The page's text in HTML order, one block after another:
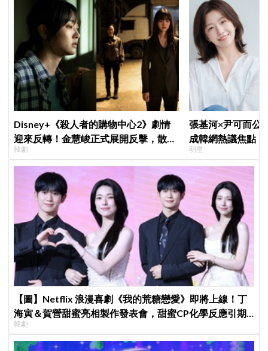
Disney+《殺人者的購物中心2》劇情
迎來反轉！金慧峻正式展開反擊，散發
「叔叔李棟旭」般強大氣場
韓劇
張基河×尹可而公
成韓網熱議焦點
媽僅差5歲」
明星
【圖】Netflix 浪漫喜劇《我的荒糖戀愛》即將上線！丁
海寅＆賀營甜蜜亮相製作發表會，甜蜜CP化學反應引期
待
韓劇